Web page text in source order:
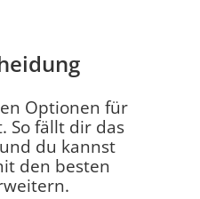
Optionen für
So fällt dir das
du kannst
den besten